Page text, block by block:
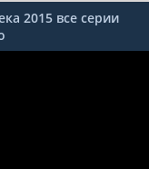
2015 все серии